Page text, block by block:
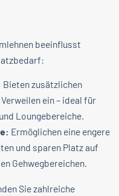
beeinflusst
Bieten zusätzlichen
ein – ideal für
Loungebereiche.
Ermöglichen eine engere
und sparen Platz auf
Gehwegbereichen.
Sie zahlreiche